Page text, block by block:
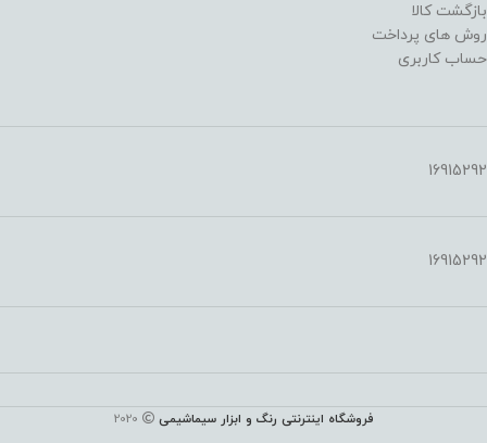
بازگشت کالا
روش های پرداخت
حساب کاربری
16915292
16915292
فروشگاه اینترنتی رنگ و ابزار سیماشیمی